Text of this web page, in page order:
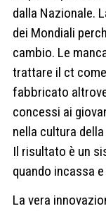
dalla Nazionale.
dei Mondiali
cambio. Le
trattare il ct
fabbricato
concessi ai
nella cultura
Il risultato è un
quando incassa
La vera